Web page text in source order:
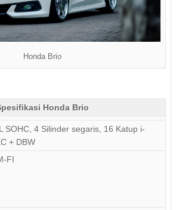
Honda Brio
Honda Brio
SOHC, 4 Silinder segaris, 16 Katup i-
+ DBW
FI